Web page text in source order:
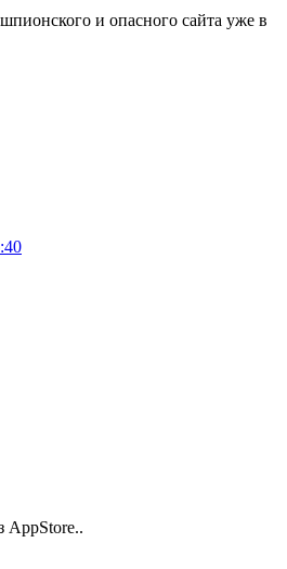
и опасного сайта уже в
AppStore..